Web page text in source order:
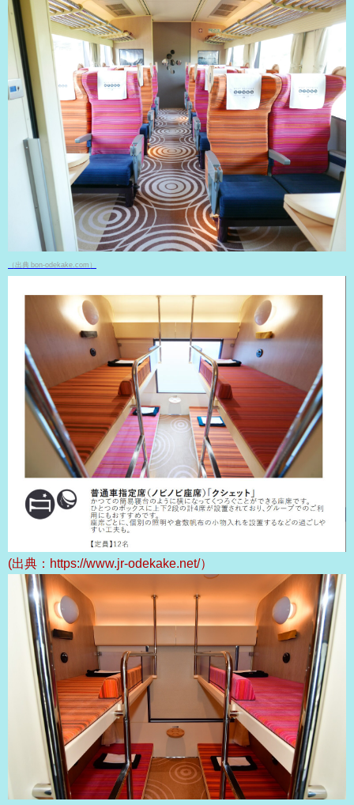
（出典 bon-odekake.com）
(出典：https://www.jr-odekake.net/）